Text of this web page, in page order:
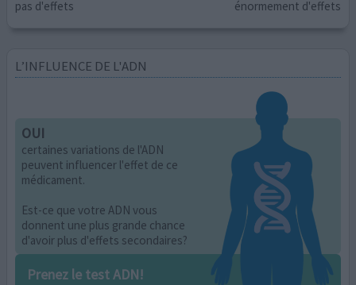
pas d'effets énormement d'effets
L’INFLUENCE DE L'ADN
OUI
certaines variations de l'ADN
peuvent influencer l'effet de ce
médicament.
Est-ce que votre ADN vous
donnent une plus grande chance
d'avoir plus d'effets secondaires?
Prenez le test ADN!